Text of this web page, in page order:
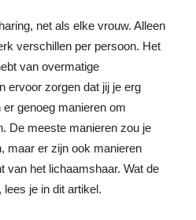
net als elke vrouw. Alleen
verschillen per persoon. Het
van overmatige
ervoor zorgen dat jij je erg
genoeg manieren om
De meeste manieren zou je
maar er zijn ook manieren
van het lichaamshaar. Wat de
je in dit artikel.